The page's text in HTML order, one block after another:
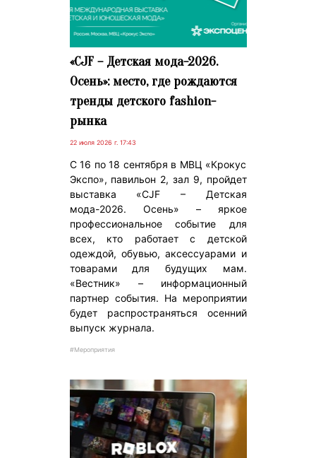
«CJF – Детская мода-2026.
Осень»: место, где рождаются
тренды детского fashion-
рынка
22 июля 2026 г. 17:43
С 16 по 18 сентября в МВЦ «Крокус
Экспо», павильон 2, зал 9, пройдет
выставка «CJF – Детская
мода-2026. Осень» – яркое
профессиональное событие для
всех, кто работает с детской
одеждой, обувью, аксессуарами и
товарами для будущих мам.
«Вестник» – информационный
партнер события. На мероприятии
будет распространяться осенний
выпуск журнала.
#Мероприятия